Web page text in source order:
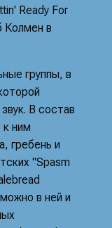
Ready For
Колмен в
группы, в
В состав
к ним
гребень и
"Spasm
в ней и